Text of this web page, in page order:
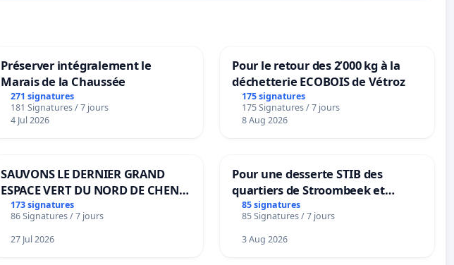
Préserver intégralement le
Marais de la Chaussée
271 signatures
181 Signatures / 7 jours
4 Jul 2026
Pour le retour des 2’000 kg à la
déchetterie ECOBOIS de Vétroz
175 signatures
175 Signatures / 7 jours
8 Aug 2026
SAUVONS LE DERNIER GRAND
ESPACE VERT DU NORD DE CHENE-
BOUGERIES
173 signatures
86 Signatures / 7 jours
27 Jul 2026
Pour une desserte STIB des
quartiers de Stroombeek et
Beauval - Voor een MIVB-
bediening van de wijken
Strombeek en Het Voor
85 signatures
85 Signatures / 7 jours
3 Aug 2026